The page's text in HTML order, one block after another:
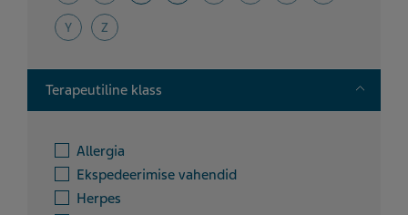
Y Z
Terapeutiline klass Toggle
Allergia
Ekspedeerimise vahendid
Herpes